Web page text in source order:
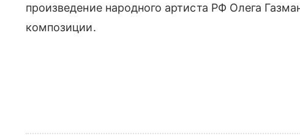
произведение народного артиста РФ Олега
композиции.